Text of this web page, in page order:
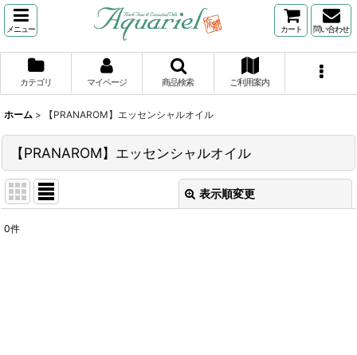
メニュー カート 問い合わせ
カテゴリ マイページ 商品検索 ご利用案内
ホーム > 【PRANAROM】エッセンシャルオイル
【PRANAROM】エッセンシャルオイル
表示順変更
0件